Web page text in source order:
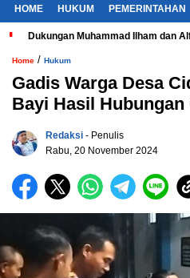
HOME HUKUM PEMERINTAHAN
Dukungan Muhammad Ilham dan
Home / Hukum
Gadis Warga Desa
Bayi Hasil Hubungan
Redaksi - Penulis
Rabu, 20 November 2024